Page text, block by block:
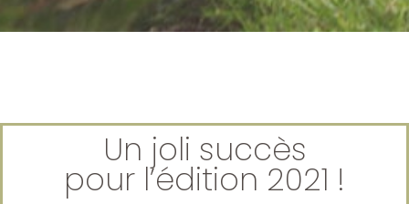
Un joli succès
pour l’édition 2021 !